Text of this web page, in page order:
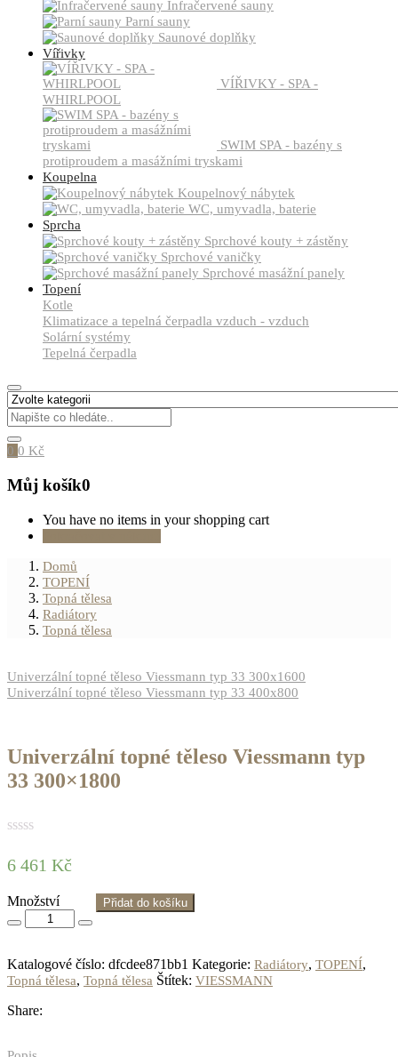
Infračervené sauny
Parní sauny
Saunové doplňky
Vířivky
VÍŘIVKY - SPA -
WHIRLPOOL
SWIM SPA - bazény s
protiproudem a masážními tryskami
Koupelna
Koupelnový nábytek
WC, umyvadla, baterie
Sprcha
Sprchové kouty + zástěny
Sprchové vaničky
Sprchové masážní panely
Topení
Kotle
Klimatizace a tepelná čerpadla vzduch - vzduch
Solární systémy
Tepelná čerpadla
0 0 Kč
Můj košík0
You have no items in your shopping cart
Domů
TOPENÍ
Topná tělesa
Radiátory
Topná tělesa
Univerzální topné těleso Viessmann typ 33 300x1600
Univerzální topné těleso Viessmann typ 33 400x800
Univerzální topné těleso Viessmann typ
33 300×1800
6 461 Kč
Množství Přidat do košíku
Katalogové číslo: dfcdee871bb1 Kategorie: Radiátory, TOPENÍ,
Topná tělesa, Topná tělesa Štítek: VIESSMANN
Share: